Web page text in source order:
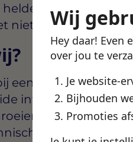
Wij
Hey daar! Even
over jou te
Je website-
Bijhouden
Promoties
zowel in
niet-technische
een organisatie die
infrastructuur en
jezelf te
koers van de